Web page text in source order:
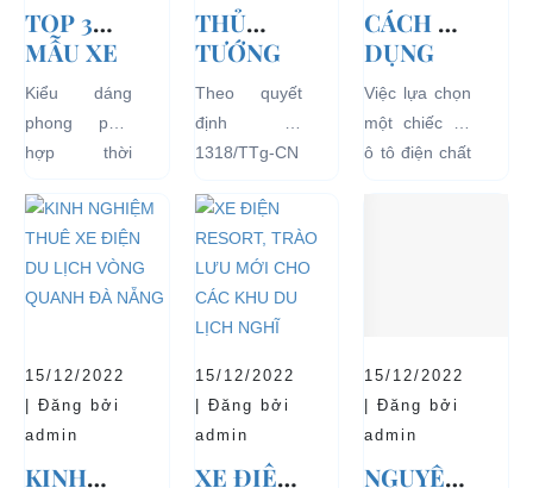
TOP 3
MẪU XE
Ô TÔ
ĐIỆN
THỊNH
HÀNH VÀ
BÁN
CHẠY
NHẤT
HIỆN
Kiểu dáng
phong phú,
hợp thời
dàng sử dụng
mà thân thiện
với môi
trường, đặc
những ưu...
THỦ
TƯỚNG
CHÍNH
PHỦ
ĐỒNG Ý
ĐIỂM XE
ĐIỆN 04
BÁNH
CHỞ
KHÁCH
TẠI CÁC
KHU VỰC
HẠN
CHẾ
Theo quyết
định số
1318/TTg-CN
27/09/2018,
Thủ tướng
Chính phủ đã
đồng ý việc
thí điểm việc
chạy bằng
điện...
CÁCH SỬ
DỤNG
XE Ô TÔ
ĐIỆN ĐỂ
TĂNG
TUỔI
Việc lựa chọn
một chiếc xe
ô tô điện chất
15/12/2022
| Đăng bởi
admin
KINH
15/12/2022
| Đăng bởi
admin
XE ĐIỆN
15/12/2022
| Đăng bởi
admin
NGUYÊN